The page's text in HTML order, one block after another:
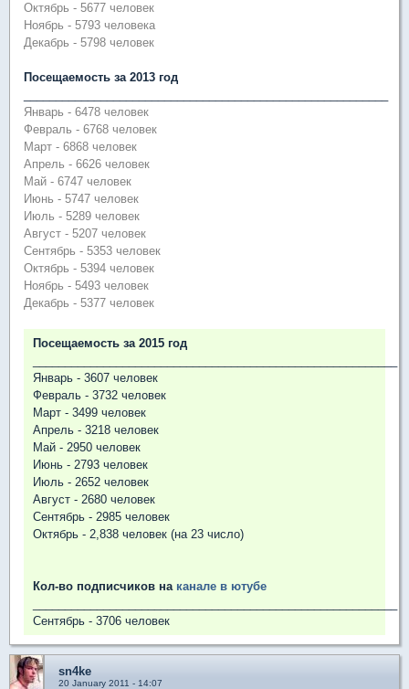
Октябрь - 5677 человек
Ноябрь - 5793 человека
Декабрь - 5798 человек
Посещаемость за 2013 год
Январь - 6478 человек
Февраль - 6768 человек
Март - 6868 человек
Апрель - 6626 человек
Май - 6747 человек
Июнь - 5747 человек
Июль - 5289 человек
Август - 5207 человек
Сентябрь - 5353 человек
Октябрь - 5394 человек
Ноябрь - 5493 человек
Декабрь - 5377 человек
Посещаемость за 2015 год
Январь - 3607 человек
Февраль - 3732 человек
Март - 3499 человек
Апрель - 3218 человек
Май - 2950 человек
Июнь - 2793 человек
Июль - 2652 человек
Август - 2680 человек
Сентябрь - 2985 человек
Октябрь - 2,838 человек (на 23 число)
Кол-во подписчиков на канале в ютубе
Сентябрь - 3706 человек
sn4ke
20 January 2011 - 14:07